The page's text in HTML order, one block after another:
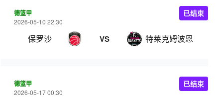
德篮甲
2026-05-10 22:30
保罗沙 VS 特莱克姆波恩
已结束
德篮甲
2026-05-17 00:30
已结束